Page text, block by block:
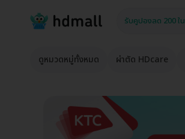
ดูหมวดหมู่ทั้งหมด ผ่าตัด HDcare